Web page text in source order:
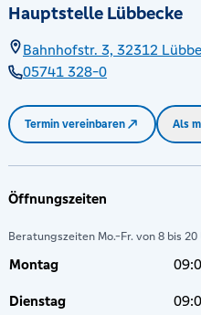
Hauptstelle Lübbecke
Bahnhofstr. 3, 32312
05741 328-0
Termin vereinbaren Als
Öffnungszeiten
Beratungszeiten Mo.-Fr. von 8 bis 20
Montag
Dienstag